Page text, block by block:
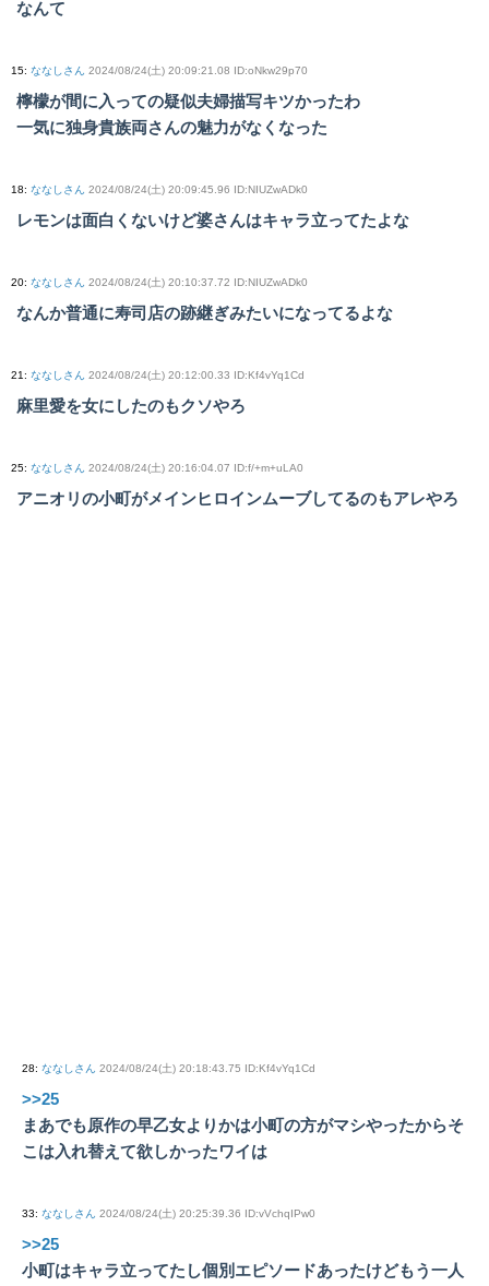
なんて
15: ななしさん 2024/08/24(土) 20:09:21.08 ID:oNkw29p70
檸檬が間に入っての疑似夫婦描写キツかったわ
一気に独身貴族両さんの魅力がなくなった
18: ななしさん 2024/08/24(土) 20:09:45.96 ID:NIUZwADk0
レモンは面白くないけど婆さんはキャラ立ってたよな
20: ななしさん 2024/08/24(土) 20:10:37.72 ID:NIUZwADk0
なんか普通に寿司店の跡継ぎみたいになってるよな
21: ななしさん 2024/08/24(土) 20:12:00.33 ID:Kf4vYq1Cd
麻里愛を女にしたのもクソやろ
25: ななしさん 2024/08/24(土) 20:16:04.07 ID:f/+m+uLA0
アニオリの小町がメインヒロインムーブしてるのもアレやろ
28: ななしさん 2024/08/24(土) 20:18:43.75 ID:Kf4vYq1Cd
>>25
まあでも原作の早乙女よりかは小町の方がマシやったからそ
こは入れ替えて欲しかったワイは
33: ななしさん 2024/08/24(土) 20:25:39.36 ID:vVchqIPw0
>>25
小町はキャラ立ってたし個別エピソードあったけどもう一人